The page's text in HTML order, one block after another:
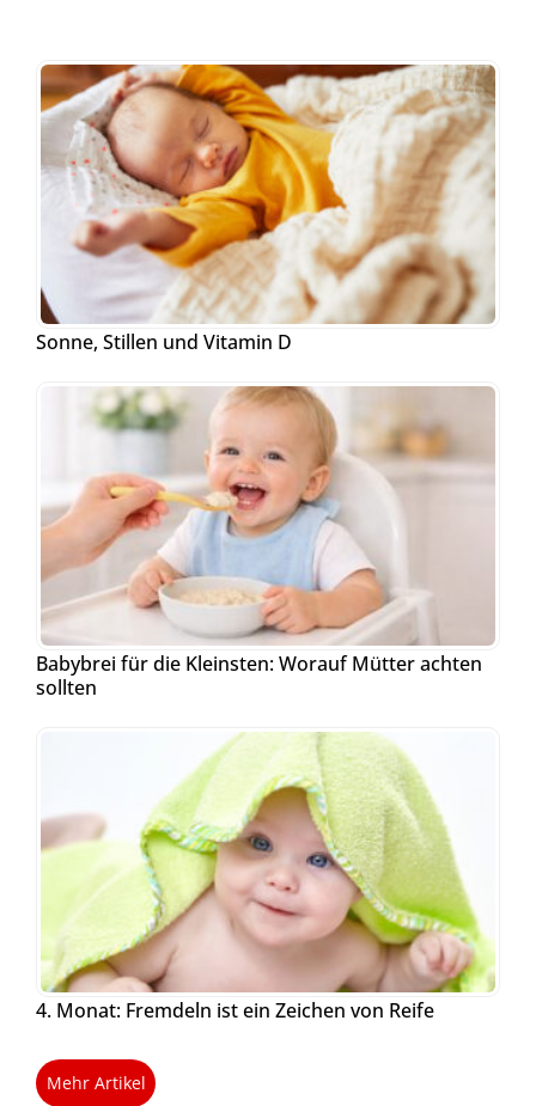
Sonne, Stillen und Vitamin D
Babybrei für die Kleinsten: Worauf Mütter achten
sollten
4. Monat: Fremdeln ist ein Zeichen von Reife
Mehr Artikel